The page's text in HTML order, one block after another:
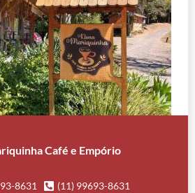
Café e Empório
8631 (11) 99693-8631